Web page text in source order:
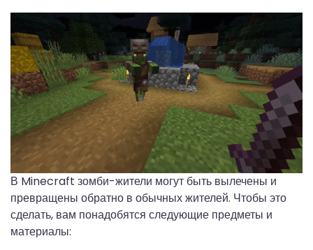
Roblox
В Minecraft зомби-жители могут быть вылечены и
превращены обратно в обычных жителей. Чтобы это
сделать, вам понадобятся следующие предметы и
материалы: